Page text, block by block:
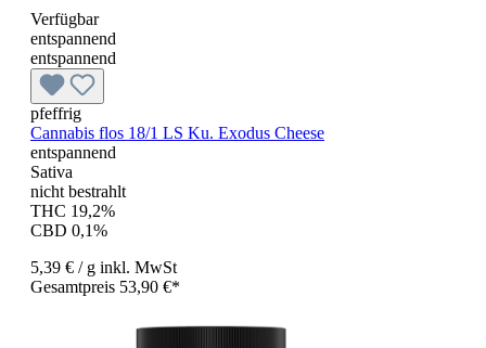
Verfügbar
entspannend
entspannend
pfeffrig
Cannabis flos 18/1 LS Ku. Exodus Cheese
entspannend
Sativa
nicht bestrahlt
THC 19,2%
CBD 0,1%
5,39 € / g inkl. MwSt
Gesamtpreis 53,90 €*